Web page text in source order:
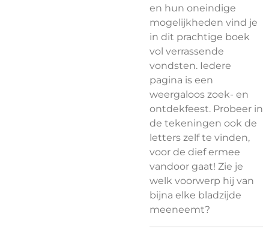
en hun oneindige
mogelijkheden vind je
in dit prachtige boek
vol verrassende
vondsten. Iedere
pagina is een
weergaloos zoek- en
ontdekfeest. Probeer in
de tekeningen ook de
letters zelf te vinden,
voor de dief ermee
vandoor gaat! Zie je
welk voorwerp hij van
bijna elke bladzijde
meeneemt?